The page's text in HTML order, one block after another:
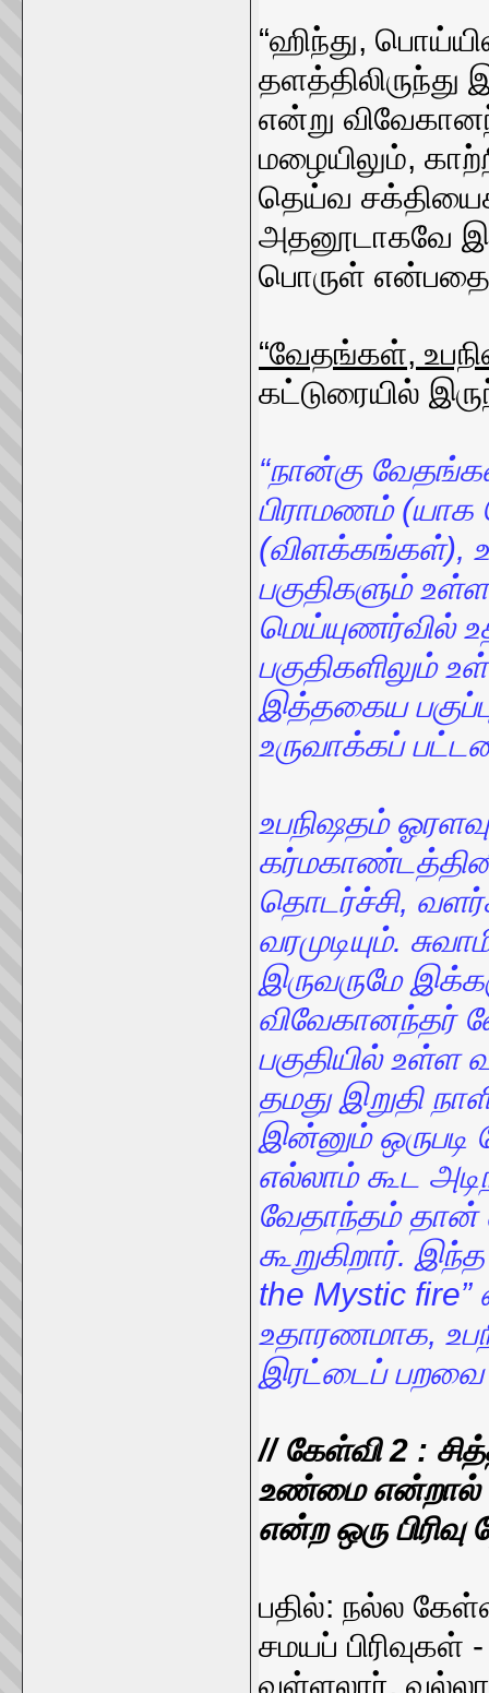
“ஹிந்து,
என்று
மழையிலும்,
தெய்வ
அதனூடாகவே
பொருள் என்பதை
“வேதங்கள்,
கட்டுரையில்
“நான்கு
பிராமணம்
(விளக்கங்கள்),
பகுதிகளும்
மெய்யுணர்வில்
பகுதிகளிலும்
இத்தகைய
உருவாக்கப்
உபநிஷதம்
தொடர்ச்சி,
வரமுடியும்.
இருவருமே
விவேகானந்தர்
பகுதியில் உள்ள
தமது இறுதி
இன்னும்
எல்லாம் கூட
வேதாந்தம் தான்
கூறுகிறார்.
the Mystic fire”
உதாரணமாக,
இரட்டைப் பறவை
// கேள்வி 2 :
உண்மை என்றால்
என்ற ஒரு
பதில்: நல்ல
சமயப்
வள்ளலார்,